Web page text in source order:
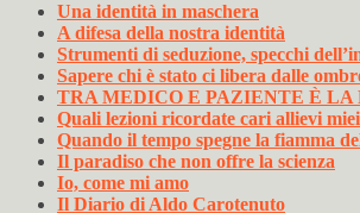
Una identità in maschera
A difesa della nostra identità
Strumenti di seduzione, specchi
Sapere chi è stato ci libera dalle
TRA MEDICO E PAZIENTE È LA
Quali lezioni ricordate cari allievi
Quando il tempo spegne la fiamma
Il paradiso che non offre la scienza
Io, come mi amo
Il Diario di Aldo Carotenuto